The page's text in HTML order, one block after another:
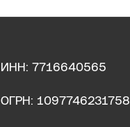
ИНН: 7716640565
ОГРН: 1097746231758